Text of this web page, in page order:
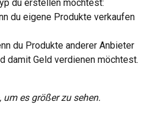
du erstellen möchtest:
du eigene Produkte verkaufen
du Produkte anderer Anbieter
damit Geld verdienen möchtest.
es größer zu sehen.